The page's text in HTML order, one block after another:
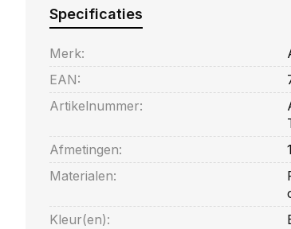
Specificaties
Merk:
EAN:
Artikelnummer:
Afmetingen:
Materialen:
Kleur(en):